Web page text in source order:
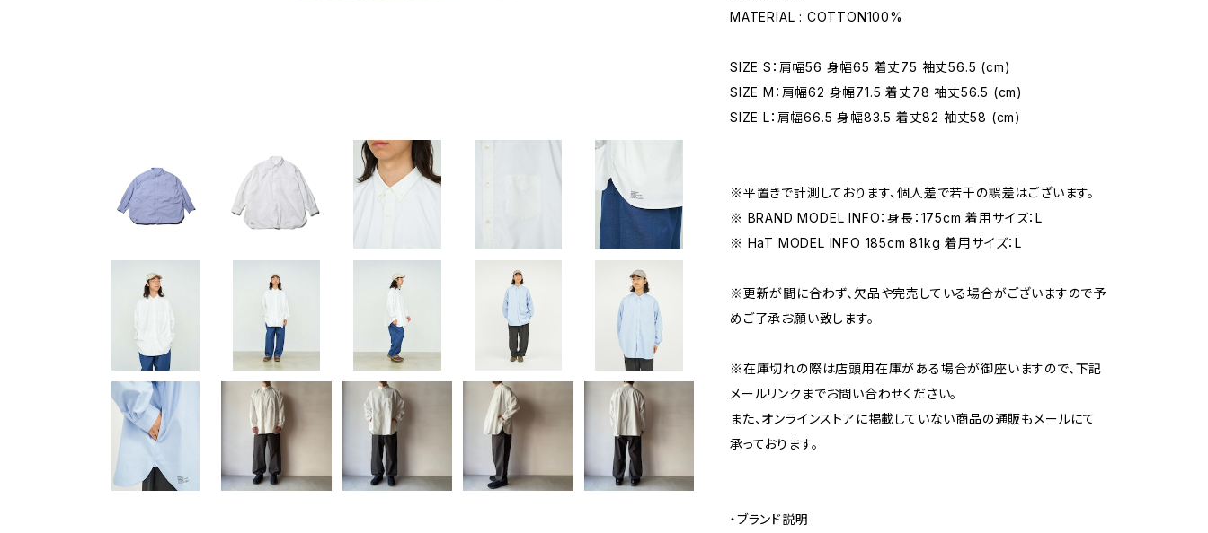
MATERIAL : COTTON100%
SIZE S：肩幅56 身幅65 着丈75 袖丈56.5 (cm)
SIZE M：肩幅62 身幅71.5 着丈78 袖丈56.5 (cm)
SIZE L：肩幅66.5 身幅83.5 着丈82 袖丈58 (cm)
※平置きで計測しております、個人差で若干の誤差はございます。
※ BRAND MODEL INFO：身長：175cm 着用サイズ：L
※ HaT MODEL INFO 185cm 81kg 着用サイズ：L
※更新が間に合わず、欠品や完売している場合がございますので予
めご了承お願い致します。
※在庫切れの際は店頭用在庫がある場合が御座いますので、下記
メールリンクまでお問い合わせください。
また、オンラインストアに掲載していない商品の通販もメールにて
承っております。
・ブランド説明